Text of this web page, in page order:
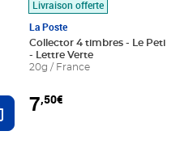
Ajouter au panier
Livraison offerte
La Poste
Collector 4 timbres - Le Petit
- Lettre Verte
20g / France
7,50€